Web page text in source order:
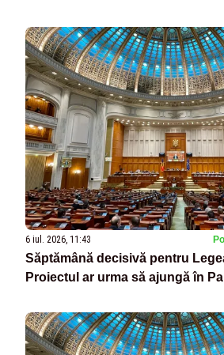
6 iul. 2026, 11:43
Săptămână decisivă pentru
Proiectul ar urma să ajungă în